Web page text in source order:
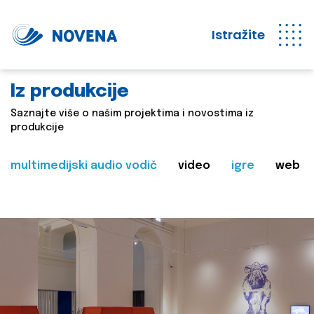
Istražite
Iz produkcije
Saznajte više o našim projektima i novostima iz
produkcije
multimedijski audio vodič video igre web